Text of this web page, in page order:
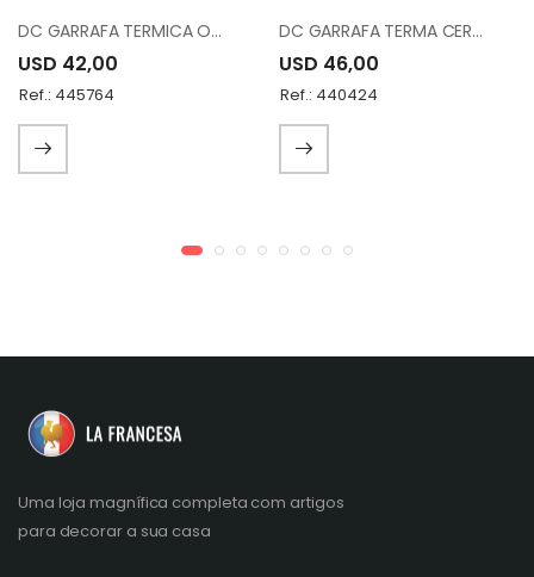
DC GARRAFA TERMICA OWP-A1000/B1000 WC95
USD 42,00
Ref.: 445764
DC GARRAFA TERMA CERAMICA RL16267N-C118
USD 46,00
Ref.: 440424
Uma loja magnífica completa com artigos
para decorar a sua casa